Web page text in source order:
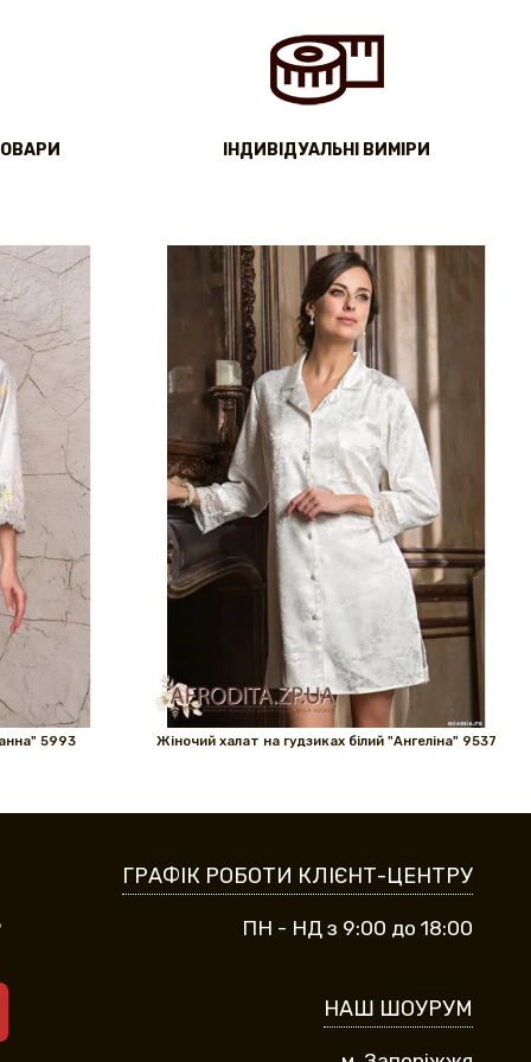
IНДИВІДУАЛЬНІ ВИМІРИ
5993 Жіночий халат на гудзиках білий "Ангеліна" 9537
ГРАФІК РОБОТИ КЛІЄНТ-ЦЕНТРУ
ПН - НД з 9:00 до 18:00
НАШ ШОУРУМ